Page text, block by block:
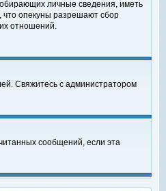
личные сведения, иметь
что опекуны разрешают сбор
отношений.
Свяжитесь с администратором
сообщений, если эта